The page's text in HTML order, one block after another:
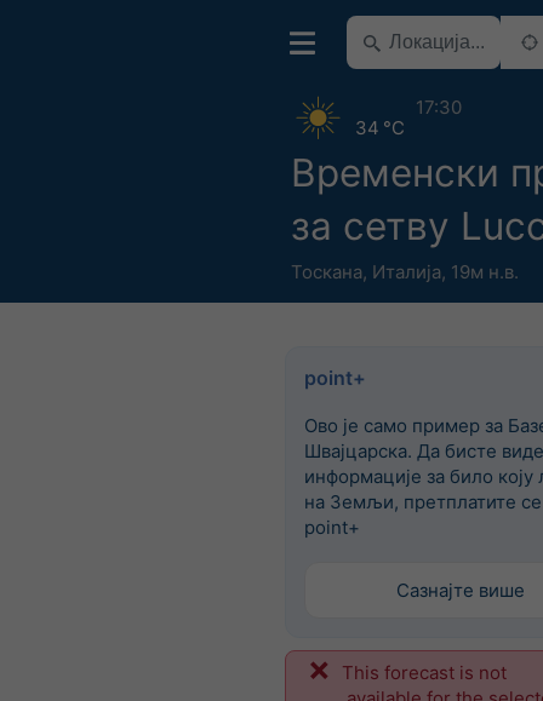
Временски
за сетву
Тоскана, Италија, 19м н.в.
34 °C
17:30
point+
Ово је само пример за
Швајцарска. Да бисте
информације за било коју
на Земљи, претплатите
point+
Сазнајте више
This forecast is not